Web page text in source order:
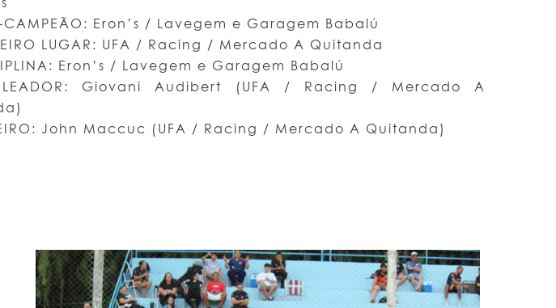
CAMPEÃO: Eron’s / Lavegem e Garagem Babalú
LUGAR: UFA / Racing / Mercado A Quitanda
Eron’s / Lavegem e Garagem Babalú
Giovani Audibert (UFA / Racing / Mercado A
John Maccuc (UFA / Racing / Mercado A Quitanda)